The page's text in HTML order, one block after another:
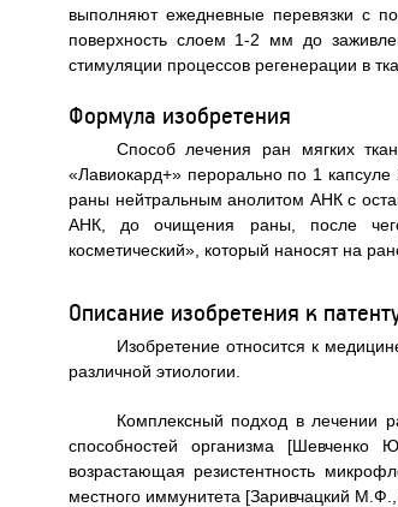
выполняют ежедневные перевязки с
поверхность слоем 1-2 мм до
стимуляции процессов регенерации в
Формула изобретения
Способ лечения ран мягких
«Лавиокард+» перорально по 1
раны нейтральным анолитом АНК с
АНК, до очищения раны, после чего
косметический», который наносят на
Описание изобретения к
Изобретение относится к
различной этиологии.
Комплексный подход в лечении
способностей организма
возрастающая резистентность
местного иммунитета [Заривчацкий М.Ф.,